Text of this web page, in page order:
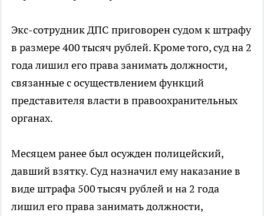
Экс-сотрудник ДПС приговорен судом к штрафу
в размере 400 тысяч рублей. Кроме того, суд на 2
года лишил его права занимать должности,
связанные с осуществлением функций
представителя власти в правоохранительных
органах.
Месяцем ранее был осужден полицейский,
давший взятку. Суд назначил ему наказание в
виде штрафа 500 тысяч рублей и на 2 года
лишил его права занимать должности,